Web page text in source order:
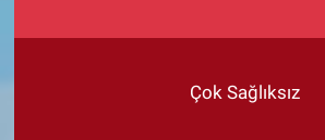
Çok Sağlıksız